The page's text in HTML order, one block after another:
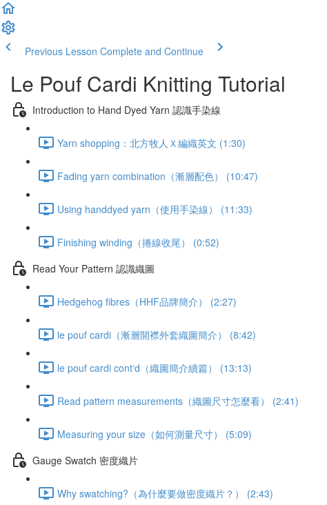
Previous Lesson Complete and Continue
Le Pouf Cardi Knitting Tutorial
Introduction to Hand Dyed Yarn 認識手染線
Yarn shopping：北方牧人Ｘ編織英文 (1:30)
Fading yarn combination（漸層配色） (10:47)
Using handdyed yarn（使用手染線） (11:33)
Finishing winding（捲線收尾） (0:52)
Read Your Pattern 認識織圖
Hedgehog fibres（HHF品牌簡介） (2:27)
le pouf cardi（漸層開襟外套織圖簡介） (8:42)
le pouf cardi cont‘d（織圖簡介續篇） (13:13)
Read pattern measurements（織圖尺寸怎麼看） (2:41)
Measuring your size（如何測量尺寸） (5:09)
Gauge Swatch 密度織片
Why swatching?（為什麼要做密度織片？） (2:43)